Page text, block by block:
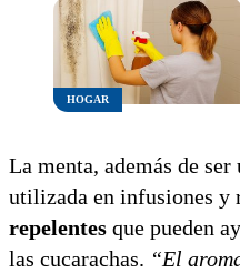
HOGAR
La menta, además de
utilizada en infusiones y
repelentes que pueden
las cucarachas. “El